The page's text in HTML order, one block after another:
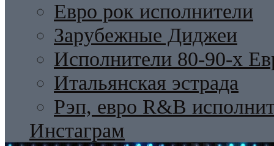
Евро рок исполнители
Зарубежные Диджеи
Исполнители 80-90-х
Итальянская эстрада
Рэп, евро R&B
Инстаграм